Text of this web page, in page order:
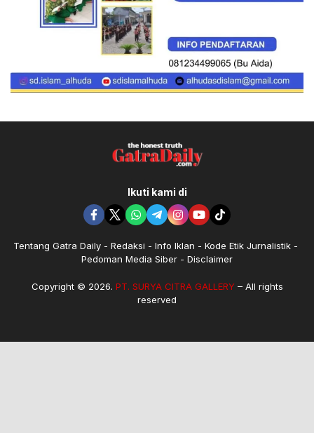
Ikuti kami di
Tentang Gatra Daily Redaksi Info Iklan
Kode Etik Jurnalistik
Pedoman Media Siber
Disclaimer
Copyright © 2026. PT. SURYA CITRA GALLERY– All rights
reserved